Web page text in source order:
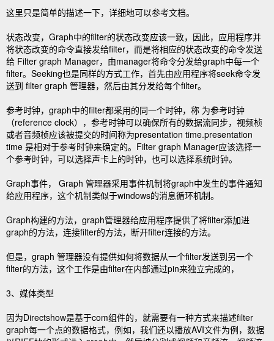
这里只是简单的描述一下，详细地可以参考文档。
状态改变，Graph中的filter的状态改变应该一致，因此，应用程序并
将状态改变的命令直接发给filter，而是将相应的状态改变的命令发送
给 Filter graph Manager，由manager将命令分发给graph中每一个
filter。Seeking也是同样的方式工作，首先由应用程序将seek命令发
送到 filter graph 管理器，然后由其分发给每个filter。
参考时钟，graph中的filter都采用的同一个时钟，称 为参考时钟
（reference clock），参考时钟可以确保所有的数据流同步，视频桢
或者音频桢应该被提交的时间称为presentation time.presentation
time 是相对于参考时钟来确定的。Filter graph Manager应该选择一
个参考时钟，可以选择声卡上的时钟，也可以选择系统时钟。
Graph事件， Graph 管理器采用事件机制将graph中发生的事件通知
给应用程序，这个机制类似于windows的消息循环机制。
Graph构建的方法，graph管理器给应用程序提供了将filter添加进
graph的方法，连接filter的方法，断开filter连接的方法。
但是，graph 管理器没有提供如何将数据从一个filter发送到另一个
filter的方法，这个工作是由filter在内部通过pin来独立完成的，
3、媒体类型
因为Directshow是基于com组件的，就需要有一种方式来描述filter
graph每一个点的数据格式，例如，我们还以播放AVI文件为例，数据